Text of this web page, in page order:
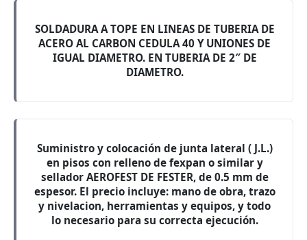
SOLDADURA A TOPE EN LINEAS DE TUBERIA DE
ACERO AL CARBON CEDULA 40 Y UNIONES DE
IGUAL DIAMETRO. EN TUBERIA DE 2″ DE
DIAMETRO.
Suministro y colocación de junta lateral ( J.L.)
en pisos con relleno de fexpan o similar y
sellador AEROFEST DE FESTER, de 0.5 mm de
espesor. El precio incluye: mano de obra, trazo
y nivelacion, herramientas y equipos, y todo
lo necesario para su correcta ejecución.